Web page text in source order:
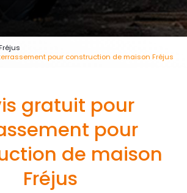
pour construction de maison Fréjus
gratuit pour
pour
de maison
Fréjus